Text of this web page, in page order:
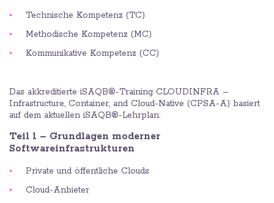
Technische Kompetenz (TC)
Methodische Kompetenz (MC)
Kommunikative Kompetenz (CC)
Das akkreditierte iSAQB®-Training CLOUDINFRA –
Infrastructure, Container, and Cloud-Native (CPSA-A) basiert
auf dem aktuellen iSAQB®-Lehrplan:
Teil 1 – Grundlagen moderner
Softwareinfrastrukturen
Private und öffentliche Clouds
Cloud-Anbieter